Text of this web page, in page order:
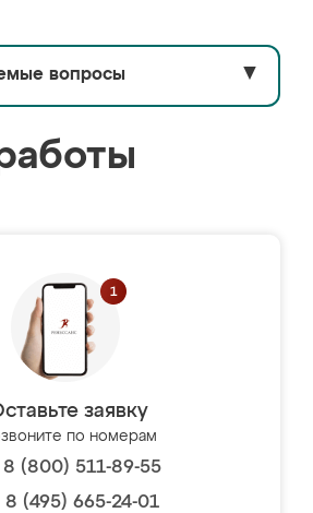
вопросы ▼
заявку
по номерам
8 (800) 511-89-55
8 (495) 665-24-01